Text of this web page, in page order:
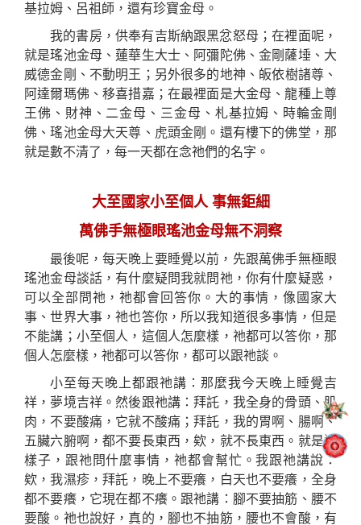
基拉姆、呂祖師，還有珍寶金母。
我的書房，供奉有吉斯納跟黑忿怒母；在裡面呢，
就是瑤池金母、蓮華生大士、阿彌陀佛、金剛薩埵、大
威德金剛、不動明王；另外很多的地神、皈依樹諸尊、
阿達爾瑪佛、移喜措嘉；在最裡面是大金母、龍種上尊
王佛、財神、二金母、三金母、札基拉姆、時輪金剛
佛、瑤池金母大天尊、虎頭金剛。還有樓下的佛堂，那
就是數不清了，每一天都在念祂們的名字。
大至國家小至個人 事無鉅細
萬佛手無極眼瑤池金母無不洞察
最後呢，每天晚上要睡覺以前，先跟萬佛手無極眼
瑤池金母談話，有什麼疑問我就問祂，你有什麼疑惑，
可以全部問祂，祂都會回答你。大的事情，像國家大
事、世界大事，祂也答你， 所以我知道很多事情，但是
不能講；小至個人，這個人怎麼樣，祂都可以答你，那
個人怎麼樣，祂都可以答你，都可以跟祂談。
小至每天晚上都跟祂講：那麼我今天晚上睡覺吉
祥，夢境吉祥。然後跟祂講：拜託，我全身的骨頭、肌
肉，不要酸痛，它就不酸痛；拜託，我的胃啊、腸啊、
五臟六腑啊，都不要長東西，欸，就不長東西。就是這
樣子，跟祂問什麼事情，祂都會幫忙。我跟祂講說：
欸，我濕疹，拜託，晚上不要癢，白天也不要癢，全身
都不要癢，它現在都不癢。跟祂講：腳不要抽筋、腰不
要酸。祂也說好，真的，腳也不抽筋，腰也不會酸，有